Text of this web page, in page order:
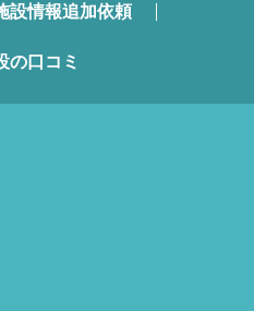
設情報追加依頼
の口コミ